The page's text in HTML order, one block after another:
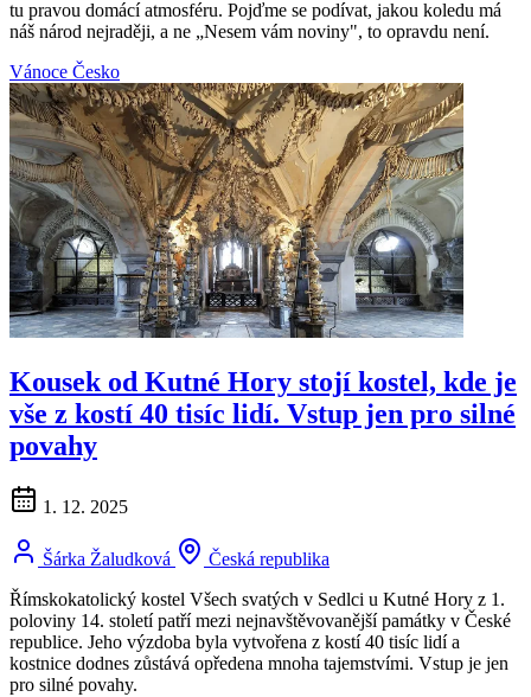
tu pravou domácí atmosféru. Pojďme se podívat, jakou koledu má
náš národ nejraději, a ne „Nesem vám noviny", to opravdu není.
Vánoce Česko
Kousek od Kutné Hory stojí kostel, kde je
vše z kostí 40 tisíc lidí. Vstup jen pro silné
povahy
1. 12. 2025
Šárka Žaludková
Česká republika
Římskokatolický kostel Všech svatých v Sedlci u Kutné Hory z 1.
poloviny 14. století patří mezi nejnavštěvovanější památky v České
republice. Jeho výzdoba byla vytvořena z kostí 40 tisíc lidí a
kostnice dodnes zůstává opředena mnoha tajemstvími. Vstup je jen
pro silné povahy.